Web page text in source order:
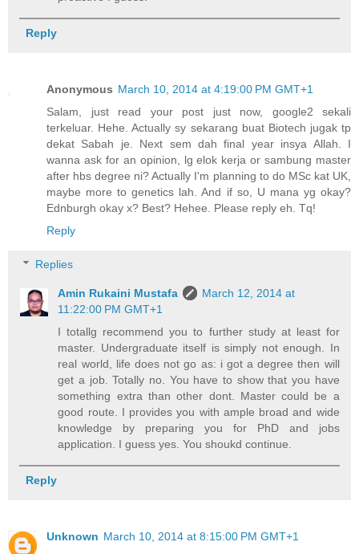
Reply
Anonymous March 10, 2014 at 4:19:00 PM GMT+1
Salam, just read your post just now, google2 sekali
terkeluar. Hehe. Actually sy sekarang buat Biotech jugak tp
dekat Sabah je. Next sem dah final year insya Allah. I
wanna ask for an opinion, lg elok kerja or sambung master
after hbs degree ni? Actually I'm planning to do MSc kat UK,
maybe more to genetics lah. And if so, U mana yg okay?
Ednburgh okay x? Best? Hehee. Please reply eh. Tq!
Reply
Replies
Amin Rukaini Mustafa
March 12, 2014 at
11:22:00 PM GMT+1
I totallg recommend you to further study at least for
master. Undergraduate itself is simply not enough. In
real world, life does not go as: i got a degree then will
get a job. Totally no. You have to show that you have
something extra than other dont. Master could be a
good route. I provides you with ample broad and wide
knowledge by preparing you for PhD and jobs
application. I guess yes. You shoukd continue.
Reply
Unknown March 10, 2014 at 8:15:00 PM GMT+1